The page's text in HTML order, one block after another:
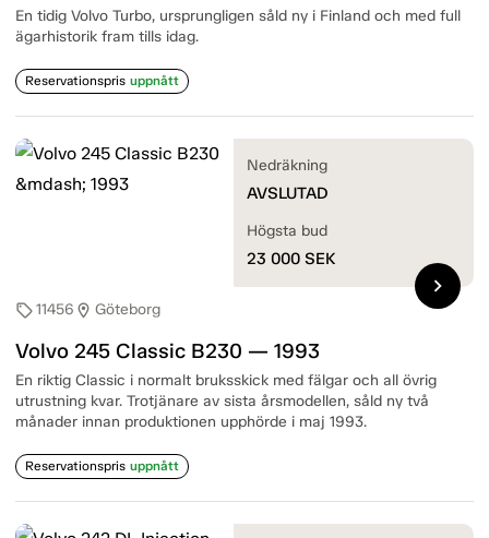
En tidig Volvo Turbo, ursprungligen såld ny i Finland och med full
ägarhistorik fram tills idag.
Reservationspris uppnått
sell11456 location_on Göteborg
Volvo 245 Classic B230 — 1993
En riktig Classic i normalt bruksskick med fälgar och all övrig
utrustning kvar. Trotjänare av sista årsmodellen, såld ny två
månader innan produktionen upphörde i maj 1993.
Reservationspris uppnått
Nedräkning
AVSLUTAD
Högsta bud
23 000 SEK
chevron_right